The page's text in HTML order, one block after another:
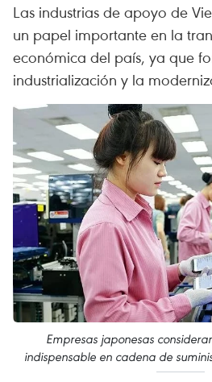
Las industrias de apoyo de
un papel importante en la
económica del país, ya que
industrialización y la
Empresas japonesas
indispensable en cadena de